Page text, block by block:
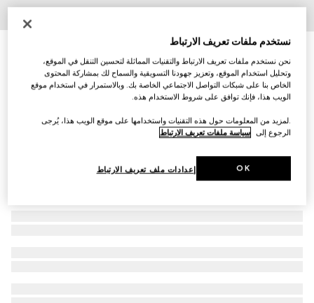
SAR 7,550
نستخدم ملفات تعريف الارتباط
نحن نستخدم ملفات تعريف الارتباط والتقنيات المماثلة لتحسين التنقل في الموقع،
وتحليل استخدام الموقع، وتعزيز جهودنا التسويقية والسماح لك بمشاركة المحتوى
الخاص بنا على شبكات التواصل الاجتماعي الخاصة بك. وبالاستمرار في استخدام موقع
الويب هذا، فإنك توافق على شروط الاستخدام هذه.
.لمزيد من المعلومات حول هذه التقنيات واستخدامها على موقع الويب هذا، يُرجى
الرجوع إلى سياسة ملفات تعريف الارتباط
إعدادات ملف تعريف الارتباط OK